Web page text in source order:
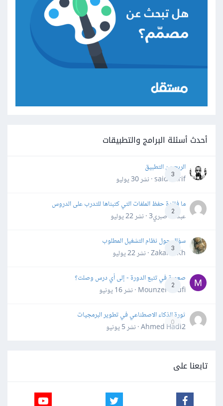
أحدث أسئلة البرامج والتطبيقات
3
الربح من التطبيق
said darif · نشر
30 يوليو
2
ما فائدة حفظ الملفات التي كتبناها للتدرب على الدروس
عبدالله صبري3 · نشر
22 يوليو
3
سؤال حول نظام التشغيل المطلوب
Zakaria Kh · نشر
22 يوليو
2
صعوبة في تتبع الدورة - إلى أي درس وصلت؟
Mounzer Soufi · نشر
16 يونيو
0
ثورة الذكاء الاصطناعي في تطوير البرمجيات
Ahmed Hadi2 · نشر
5 يونيو
تابعنا على